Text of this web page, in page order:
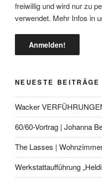
freiwillig und wird nur zu
verwendet. Mehr Infos in
NEUESTE BEITRÄGE
Wacker
60/60-Vortrag | Johanna
The Lasses |
Werkstattaufführung